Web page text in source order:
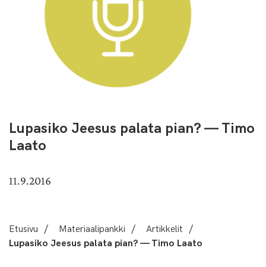
Lupasiko Jeesus palata pian? — Timo
Laato
11.9.2016
Etusivu / Materiaalipankki / Artikkelit /
Lupasiko Jeesus palata pian? — Timo Laato